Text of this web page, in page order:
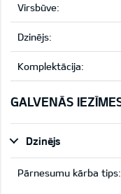
Virsbūve:
Dzinējs:
Komplektācija:
GALVENĀS
Dzinējs
Pārnesumu kārba tips: